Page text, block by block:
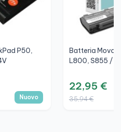
P50,
Nuovo
Batteria
L800, S855 /
22,95 €
35,94 €